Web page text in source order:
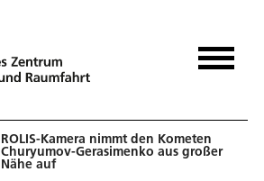
ROLIS-Kamera nimmt den Kometen
Churyumov-Gerasimenko aus großer
Nähe auf